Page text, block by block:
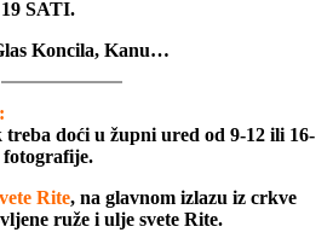
SATI.
Koncila, Kanu…
doći u župni ured od 9-12 ili 16-
Rite, na glavnom izlazu iz crkve
ruže i ulje svete Rite.